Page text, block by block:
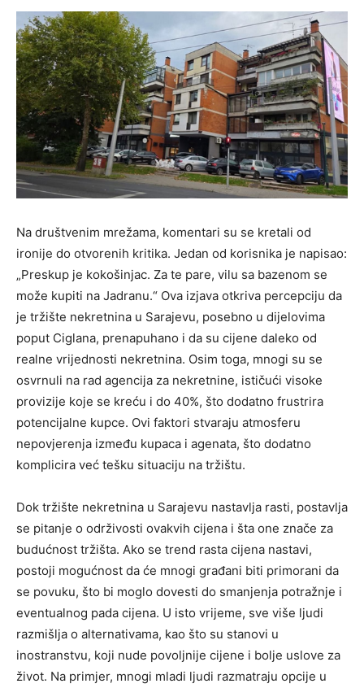
Na društvenim mrežama, komentari su se kretali od
ironije do otvorenih kritika. Jedan od korisnika je napisao:
„Preskup je kokošinjac. Za te pare, vilu sa bazenom se
može kupiti na Jadranu.“ Ova izjava otkriva percepciju da
je tržište nekretnina u Sarajevu, posebno u dijelovima
poput Ciglana, prenapuhano i da su cijene daleko od
realne vrijednosti nekretnina. Osim toga, mnogi su se
osvrnuli na rad agencija za nekretnine, ističući visoke
provizije koje se kreću i do 40%, što dodatno frustrira
potencijalne kupce. Ovi faktori stvaraju atmosferu
nepovjerenja između kupaca i agenata, što dodatno
komplicira već tešku situaciju na tržištu.
Dok tržište nekretnina u Sarajevu nastavlja rasti, postavlja
se pitanje o održivosti ovakvih cijena i šta one znače za
budućnost tržišta. Ako se trend rasta cijena nastavi,
postoji mogućnost da će mnogi građani biti primorani da
se povuku, što bi moglo dovesti do smanjenja potražnje i
eventualnog pada cijena. U isto vrijeme, sve više ljudi
razmišlja o alternativama, kao što su stanovi u
inostranstvu, koji nude povoljnije cijene i bolje uslove za
život. Na primjer, mnogi mladi ljudi razmatraju opcije u